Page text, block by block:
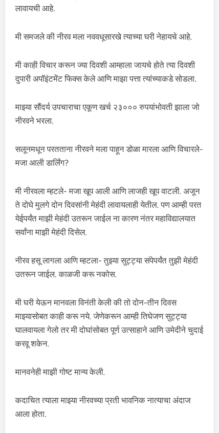
लावायची आहे.
मी समजले की नीरव मला नववधूसारखे त्याच्या घरी नेहायचे आहे.
मी काही विचार करून ज्या दिवशी आम्हाला जायचे होते त्या दिवशी
दुपारी अपॉइंटमेंट फिक्स केले आणि माझा पत्ता त्यांच्याकडे सोडला.
माझ्या सौंदर्य उपचाराचा एकूण खर्च २३००० रुपयांभोवती झाला जो
नीरवने भरला.
सलूनमधून परतताना नीरवने मला पाहून डोळा मारला आणि विचारले-
मजा आली डार्लिंग?
मी नीरवला म्हटले- मजा खूप आली आणि लाजही खूप वाटली. अजून
ते दोघे मुलगे दोन दिवसांनी मेहंदी लावायलाही येतील. पण आम्ही परत
येईपर्यंत माझी मेहंदी उतरून जाईल ना कारण नंतर महाविद्यालयात
सर्वांना माझी मेहंदी दिसेल.
नीरव हसू लागला आणि म्हटला- तुझ्या सुट्ट्या संपेपर्यंत तुझी मेहंदी
उतरून जाईल. काळजी करू नकोस.
मी घरी येऊन मानवला विनंती केली की तो दोन-तीन दिवस
माझ्यासोबत काही करू नये. जेणेकरून आम्ही तिघेजण सुट्ट्या
घालवायला गेलो तर मी दोघांसोबत पूर्ण उत्साहाने आणि उमेदीने चुदाई
करवू शकेन.
मानवनेही माझी गोष्ट मान्य केली.
कदाचित त्याला माझ्या नीरवच्या प्रती भावनिक नात्याचा अंदाज
आला होता.